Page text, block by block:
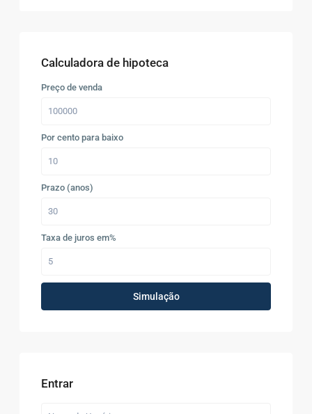
Calculadora de hipoteca
Preço de venda
Por cento para baixo
Prazo (anos)
Taxa de juros em%
Simulação
Entrar